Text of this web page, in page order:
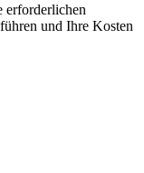
erforderlichen
und Ihre Kosten